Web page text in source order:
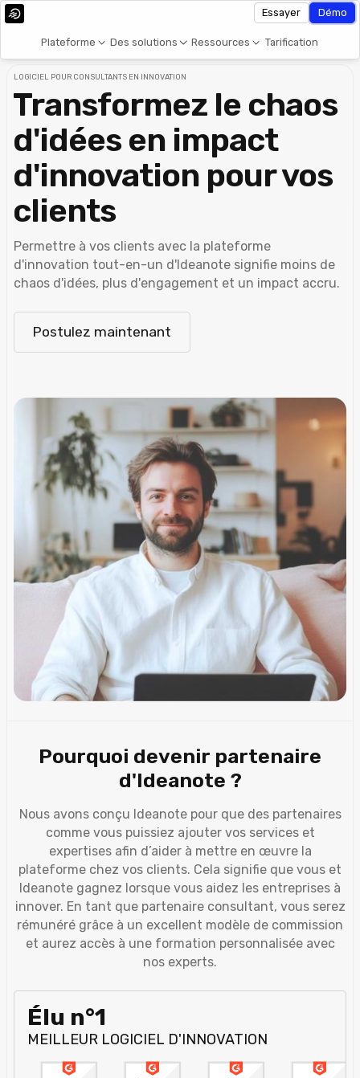
Plateforme Des solutions Ressources Tarification
Essayer Démo
LOGICIEL POUR CONSULTANTS EN INNOVATION
Transformez le chaos
d'idées en impact
d'innovation pour vos
clients
Permettre à vos clients avec la plateforme
d'innovation tout-en-un d'Ideanote signifie moins de
chaos d'idées, plus d'engagement et un impact accru.
Postulez maintenant
Pourquoi devenir partenaire
d'Ideanote ?
Nous avons conçu Ideanote pour que des partenaires
comme vous puissiez ajouter vos services et
expertises afin d’aider à mettre en œuvre la
plateforme chez vos clients. Cela signifie que vous et
Ideanote gagnez lorsque vous aidez les entreprises à
innover. En tant que partenaire consultant, vous serez
rémunéré grâce à un excellent modèle de commission
et aurez accès à une formation personnalisée avec
nos experts.
Élu n°1
MEILLEUR LOGICIEL D'INNOVATION